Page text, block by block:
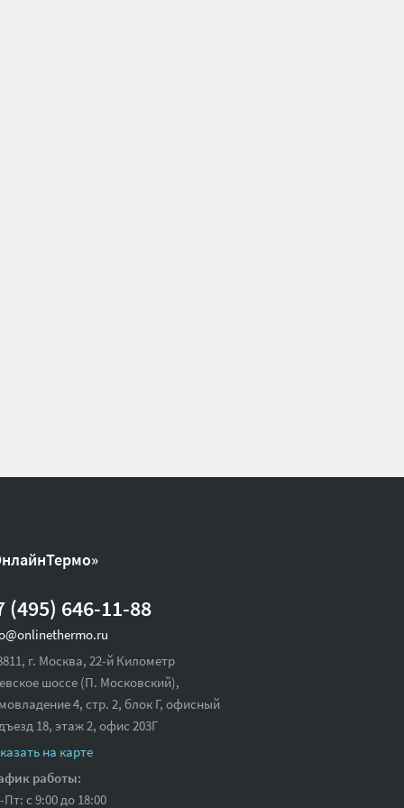
(495) 646-11-88
г. Москва, 22-й Километр
шоссе (П. Московский),
4, стр. 2, блок Г, офисный
18,этаж 2, офис 203Г
на карте
работы:
с 9:00 до 18:00